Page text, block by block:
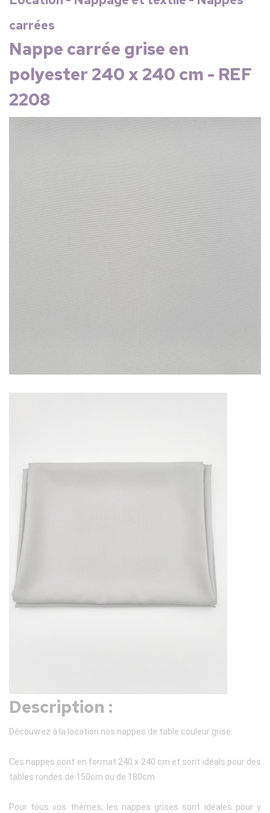
carrées
Nappe carrée grise en
polyester 240 x 240 cm - REF
2208
Description :
Découvrez à la location nos nappes de table couleur grise.
Ces nappes sont en format 240 x 240 cm et sont idéals pour des
tables rondes de 150cm ou de 180cm.
Pour tous vos thèmes, les nappes grises sont idéales pour y